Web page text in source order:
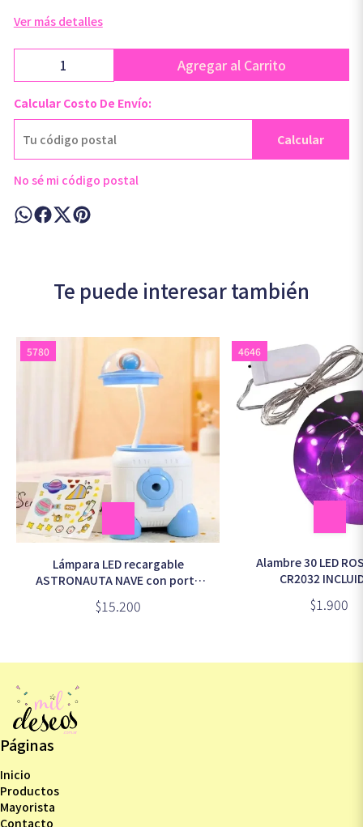
Ver más detalles
Agregar al Carrito
Calcular Costo De Envío:
Calcular
No sé mi código postal
Te puede interesar también
5780
Lámpara LED recargable
ASTRONAUTA NAVE con porta
$15.200
4646
Alambre 30 LED
CR2032
$1.900
Páginas
Inicio
Productos
Mayorista
Contacto